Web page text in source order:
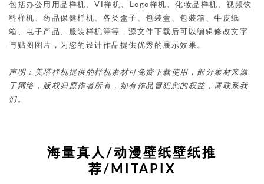
包括办公用用品样机、VI样机、Logo样机、化妆品样机、视频饮
料样机、药品保健样机、各类盒子、包装盒、包装箱、牛皮纸
箱、电子产品、服装样机等等，源文件下载后可以编辑修改文字
与贴图图片，为您的设计作品提供优秀的展示效果。
声明：美塔样机提供的样机素材可免费下载使用，部分素材来源
于网络，版权归原作者所有，如有作品冒犯您的权益，请联系我
们。
海量真人/动漫壁纸壁纸推
荐/MITAPIX